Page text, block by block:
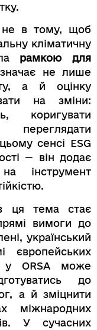
не в тому, щоб
кліматичну
рамкою для
не лише
а й оцінку
на зміни:
коригувати
сенсі ESG
— він додає
інструмент
ця тема стає
вимоги до
український
європейських
у ORSA може
до
а й зміцнити
міжнародних
У сучасних